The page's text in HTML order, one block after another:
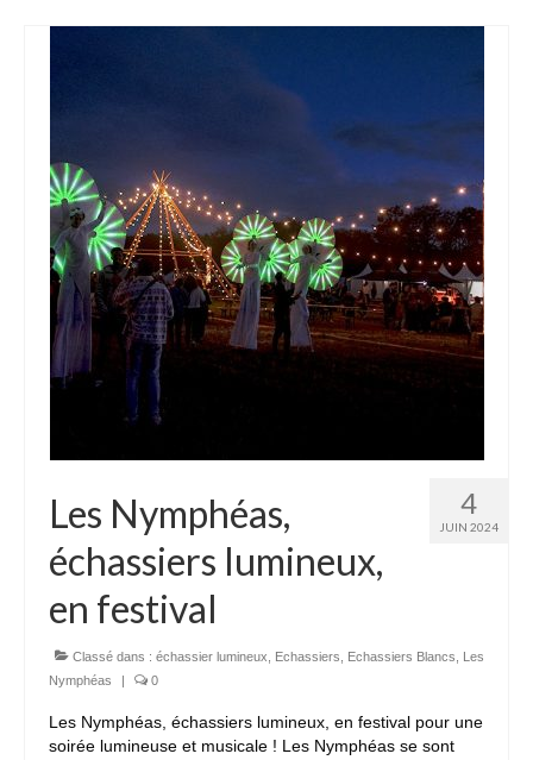
4
JUIN 2024
Les Nymphéas,
échassiers lumineux,
en festival
Classé dans : échassier lumineux Echassiers Echassiers Blancs
Les
Nymphéas
| 0
Les Nymphéas, échassiers lumineux, en festival pour une
soirée lumineuse et musicale ! Les Nymphéas se sont